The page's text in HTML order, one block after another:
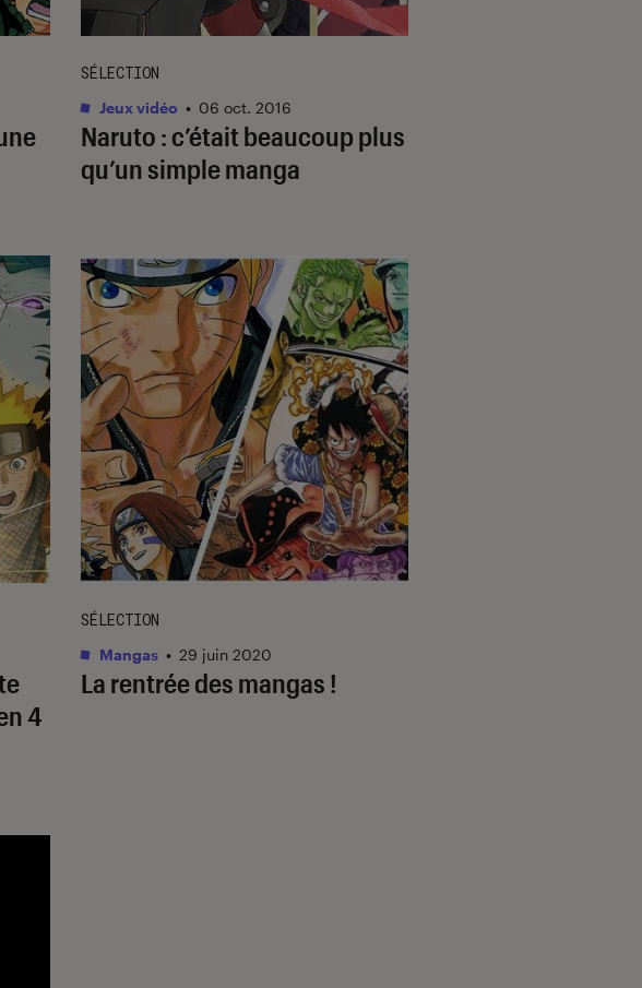
Naruto : c’était beaucoup plus
qu’un simple manga
SÉLECTION
Jeux vidéo • 06 oct. 2016
4
La rentrée des mangas !
SÉLECTION
Mangas • 29 juin 2020